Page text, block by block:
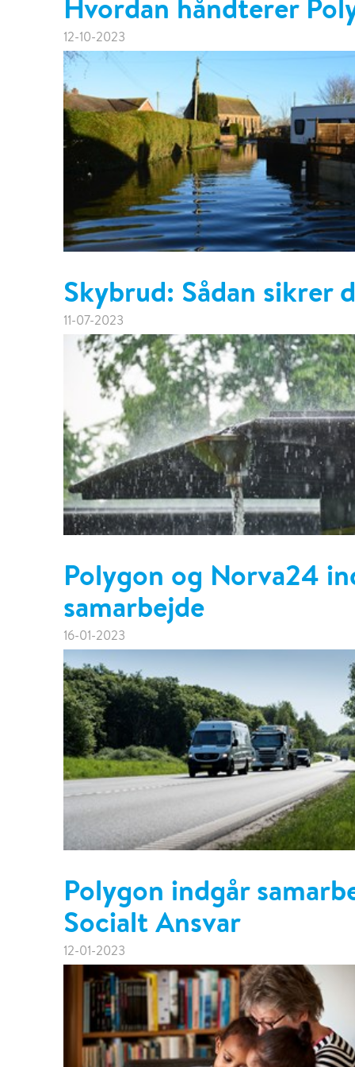
Hvordan håndterer
12-10-2023
Skybrud: Sådan sikrer
11-07-2023
Polygon og Norva24
samarbejde
16-01-2023
Polygon indgår
Socialt Ansvar
12-01-2023